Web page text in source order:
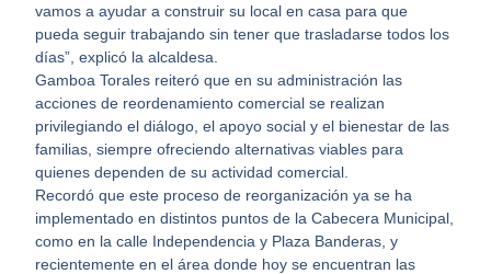
vamos a ayudar a construir su local en casa para que
pueda seguir trabajando sin tener que trasladarse todos los
días”, explicó la alcaldesa.
Gamboa Torales reiteró que en su administración las
acciones de reordenamiento comercial se realizan
privilegiando el diálogo, el apoyo social y el bienestar de las
familias, siempre ofreciendo alternativas viables para
quienes dependen de su actividad comercial.
Recordó que este proceso de reorganización ya se ha
implementado en distintos puntos de la Cabecera Municipal,
como en la calle Independencia y Plaza Banderas, y
recientemente en el área donde hoy se encuentran las